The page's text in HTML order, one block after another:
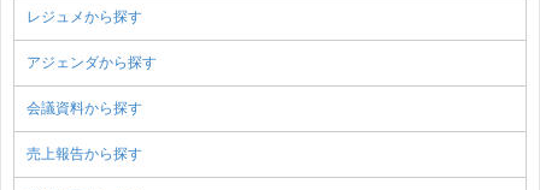
レジュメから探す
アジェンダから探す
会議資料から探す
売上報告から探す